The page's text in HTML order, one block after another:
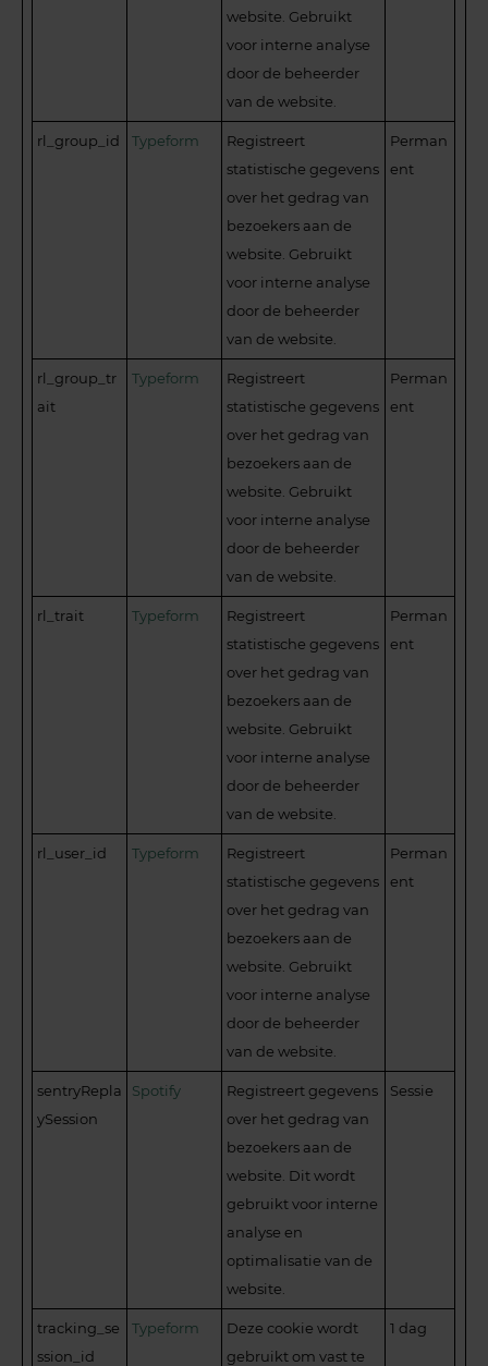
website. Gebruikt
voor interne analyse
door de beheerder
van de website.
rl_group_id Typeform
Registreert
statistische gegevens
over het gedrag van
bezoekers aan de
website. Gebruikt
voor interne analyse
door de beheerder
van de website.
Perman
ent
rl_group_tr
ait
Typeform
Registreert
statistische gegevens
over het gedrag van
bezoekers aan de
website. Gebruikt
voor interne analyse
door de beheerder
van de website.
Perman
ent
rl_trait Typeform
Registreert
statistische gegevens
over het gedrag van
bezoekers aan de
website. Gebruikt
voor interne analyse
door de beheerder
van de website.
Perman
ent
rl_user_id Typeform
Registreert
statistische gegevens
over het gedrag van
bezoekers aan de
website. Gebruikt
voor interne analyse
door de beheerder
van de website.
Perman
ent
sentryRepla
ySession
Spotify
Registreert gegevens
over het gedrag van
bezoekers aan de
website. Dit wordt
gebruikt voor interne
analyse en
optimalisatie van de
website.
Sessie
tracking_se
ssion_id
Typeform
Deze cookie wordt
gebruikt om vast te
1 dag